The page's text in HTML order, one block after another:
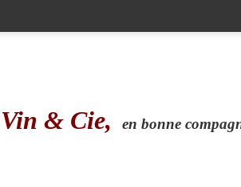
Vin & Cie, en bonne